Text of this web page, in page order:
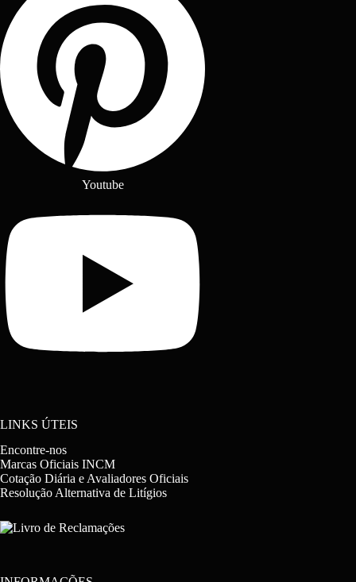
Youtube
LINKS ÚTEIS
Encontre-nos
Marcas Oficiais INCM
Cotação Diária e Avaliadores Oficiais
Resolução Alternativa de Litígios